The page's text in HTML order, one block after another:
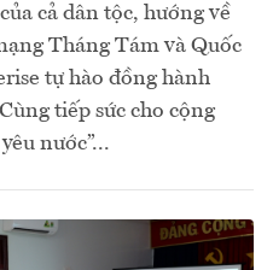
cả dân tộc, hướng về
Tháng Tám và Quốc
tự hào đồng hành
tiếp sức cho cộng
nước”...